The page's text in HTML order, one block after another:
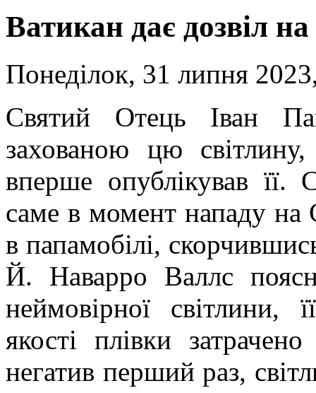
Ватикан дає дозвіл на
Понеділок, 31 липня
Святий Отець Іван
захованою цю
вперше опублікував її.
саме в момент нападу на
в папамобілі,
Й. Наварро Валлс
неймовірної світлини,
якості плівки
негатив перший раз,